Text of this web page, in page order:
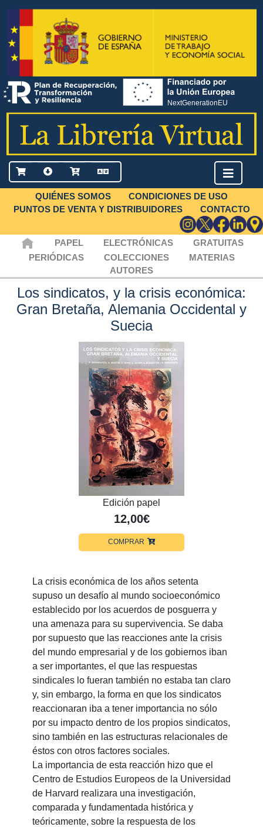
QUIÉNES SOMOS
CONDICIONES DE USO
PUNTOS DE VENTA Y DISTRIBUIDORES
CONTACTO
PAPEL ELECTRÓNICAS
GRATUITAS
PERIÓDICAS
COLECCIONES
MATERIAS
AUTORES
Los sindicatos, y la crisis económica:
Gran Bretaña, Alemania Occidental y
Suecia
Edición papel
12,00€
COMPRAR
La crisis económica de los años setenta
supuso un desafío al mundo socioeconómico
establecido por los acuerdos de posguerra y
una amenaza para su supervivencia. Se daba
por supuesto que las reacciones ante la crisis
del mundo empresarial y de los gobiernos iban
a ser importantes, el que las respuestas
sindicales lo fueran también no estaba tan claro
y, sin embargo, la forma en que los sindicatos
reaccionaran iba a tener importancia no sólo
por su impacto dentro de los propios sindicatos,
sino también en las estructuras relacionales de
éstos con otros factores sociales.
La importancia de esta reacción hizo que el
Centro de Estudios Europeos de la Universidad
de Harvard realizara una investigación,
comparada y fundamentada histórica y
teóricamente, sobre la respuesta de los